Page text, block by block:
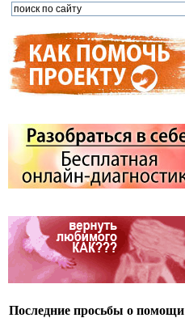
Последние просьбы о помощи